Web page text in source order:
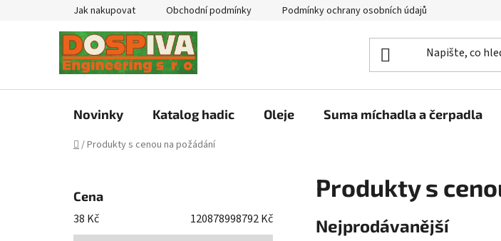
Jak nakupovat Obchodní podmínky Podmínky ochrany osobních údajů
Novinky Katalog hadic Oleje Suma míchadla a čerpadla
Domů
/Produkty s cenou na požádání
Cena
38 Kč 120878998792Kč
Produkty s
Nejprodávanější